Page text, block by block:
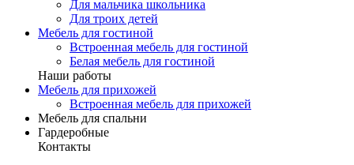
Для мальчика школьника
Для троих детей
Мебель для гостиной
Встроенная мебель для гостиной
Белая мебель для гостиной
Наши работы
Мебель для прихожей
Встроенная мебель для прихожей
Мебель для спальни
Гардеробные
Контакты